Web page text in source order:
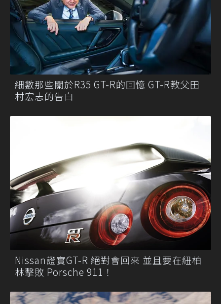
細數那些關於R35 GT-R的回憶 GT-R教父田
村宏志的告白
Nissan證實GT-R 絕對會回來 並且要在紐柏
林擊敗 Porsche 911！